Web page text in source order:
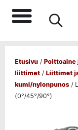
Etusivu / Polttoaine
liittimet / Liittimet
kumi/nylonpunos /
(0°/45°/90°)